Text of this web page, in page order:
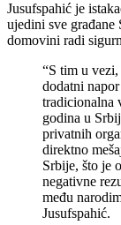
Jusufspahić je
ujedini sve
domovini radi
“S tim u
dodatni
tradicionalna
godina u
privatnih
direktno
Srbije, što je
negativne
među
Jusufspahić.